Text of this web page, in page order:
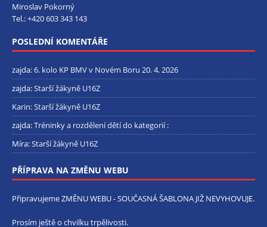
Miroslav Pokorný
Tel.:+420 603 343 143
POSLEDNÍ KOMENTÁŘE
zajda:6. kolo KP BMV v Novém Boru 20. 4. 2026
zajda:Starší žákyně U16Z
Karin:Starší žákyně U16Z
zajda:Tréninky a rozdělení dětí do kategorií :
Míra:Starší žákyně U16Z
PŘÍPRAVA NA ZMĚNU WEBU
Připravujeme ZMĚNU WEBU - SOUČASNÁ ŠABLONA JIŽ NEVYHOVUJE.
Prosím ještě o chvilku trpělivosti.